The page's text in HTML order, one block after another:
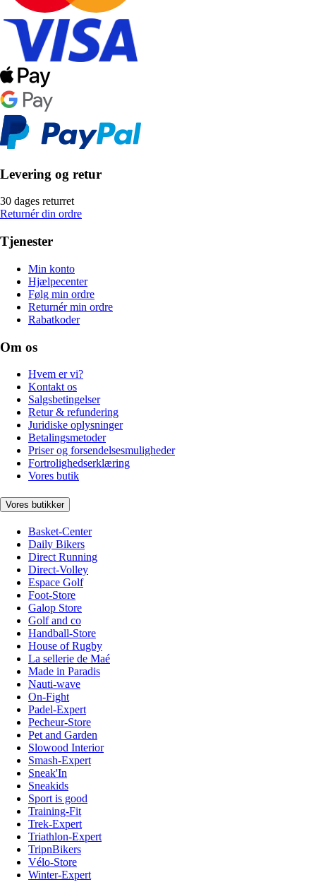
Levering og retur
30 dages returret
Returnér din ordre
Tjenester
Min konto
Hjælpecenter
Følg min ordre
Returnér min ordre
Rabatkoder
Om os
Hvem er vi?
Kontakt os
Salgsbetingelser
Retur & refundering
Juridiske oplysninger
Betalingsmetoder
Priser og forsendelsesmuligheder
Fortrolighedserklæring
Vores butik
Vores butikker
Basket-Center
Daily Bikers
Direct Running
Direct-Volley
Espace Golf
Foot-Store
Galop Store
Golf and co
Handball-Store
House of Rugby
La sellerie de Maé
Made in Paradis
Nauti-wave
On-Fight
Padel-Expert
Pecheur-Store
Pet and Garden
Slowood Interior
Smash-Expert
Sneak'In
Sneakids
Sport is good
Training-Fit
Trek-Expert
Triathlon-Expert
TripnBikers
Vélo-Store
Winter-Expert